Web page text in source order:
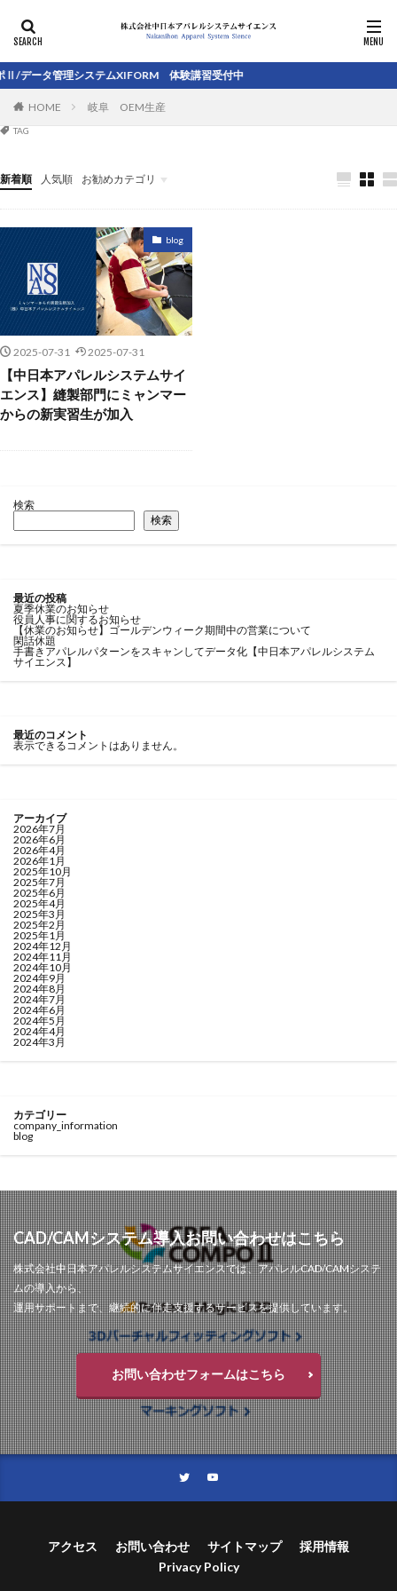
データ管理システムXIFORM 体験講習受付中
HOME 岐阜 OEM生産
TAG
新着順 人気順 お勧めカテゴリ
未分類
blog
2025-07-31 2025-07-31
【中日本アパレルシステムサイ
エンス】縫製部門にミャンマー
からの新実習生が加入
検索
検索
最近の投稿
夏季休業のお知らせ
役員人事に関するお知らせ
【休業のお知らせ】ゴールデンウィーク期間中の営業について
閑話休題
手書きアパレルパターンをスキャンしてデータ化【中日本アパレルシステム
サイエンス】
最近のコメント
表示できるコメントはありません。
アーカイブ
2026年7月
2026年6月
2026年4月
2026年1月
2025年10月
2025年7月
2025年6月
2025年4月
2025年3月
2025年2月
2025年1月
2024年12月
2024年11月
2024年10月
2024年9月
2024年8月
2024年7月
2024年6月
2024年5月
2024年4月
2024年3月
カテゴリー
company_information
blog
CAD/CAMシステム導入お問い合わせはこちら
株式会社中日本アパレルシステムサイエンスでは、アパレルCAD/CAMシステ
ムの導入から、
運用サポートまで、継続的に伴走支援するサービスを提供しています。
お問い合わせフォームはこちら
アクセス お問い合わせ サイトマップ
採用情報
Privacy Policy
アパレル生産 小ロット アパレルパターンシステム